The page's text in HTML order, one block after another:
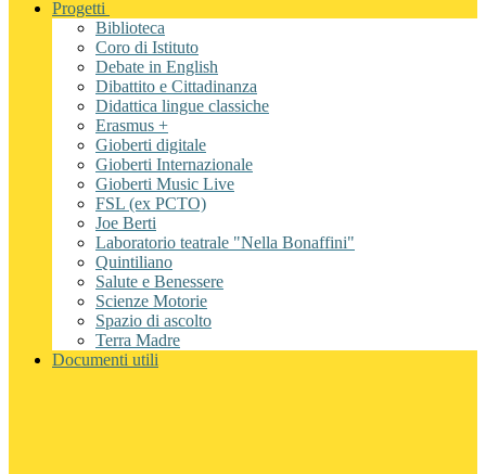
Progetti
Biblioteca
Coro di Istituto
Debate in English
Dibattito e Cittadinanza
Didattica lingue classiche
Erasmus +
Gioberti digitale
Gioberti Internazionale
Gioberti Music Live
FSL (ex PCTO)
Joe Berti
Laboratorio teatrale "Nella Bonaffini"
Quintiliano
Salute e Benessere
Scienze Motorie
Spazio di ascolto
Terra Madre
Documenti utili